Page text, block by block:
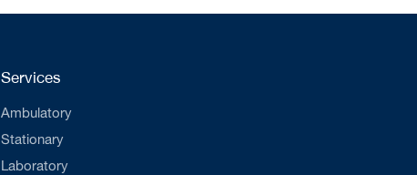
Services
Ambulatory
Stationary
Laboratory